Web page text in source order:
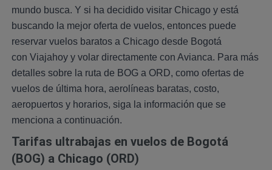
mundo busca. Y si ha decidido visitar Chicago y está
buscando la mejor oferta de vuelos, entonces puede
reservar vuelos baratos a Chicago desde Bogotá
con Viajahoy y volar directamente con Avianca. Para más
detalles sobre la ruta de BOG a ORD, como ofertas de
vuelos de última hora, aerolíneas baratas, costo,
aeropuertos y horarios, siga la información que se
menciona a continuación.
Tarifas ultrabajas en vuelos de Bogotá
(BOG) a Chicago (ORD)